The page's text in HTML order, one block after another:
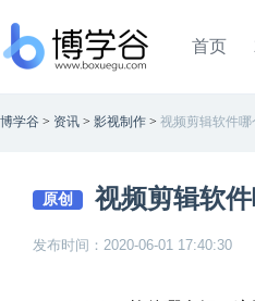
首页
博学谷 > 资讯 > 影视制作 > 视频剪辑软件哪
原创 视频剪辑软
发布时间：2020-06-01 17:40:30